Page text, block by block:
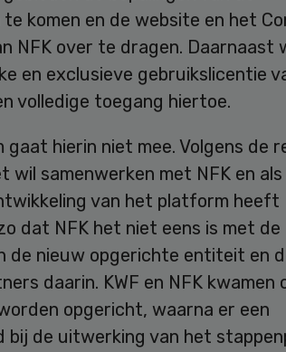
komen en de website en het
NFK over te dragen. Daarnaast
en exclusieve gebruikslicentie
volledige toegang hiertoe.
gaat hierin niet mee. Volgens de
wil samenwerken met NFK en
van het platform heeft
dat NFK het niet eens is met de
de nieuw opgerichte entiteit en
daarin. KWF en NFK kwamen
opgericht, waarna er een
bij de uitwerking van het